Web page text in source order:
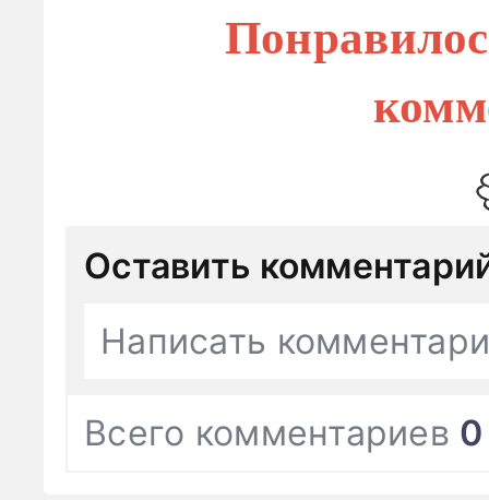
Оставить
Написать
Всего комментариев 0